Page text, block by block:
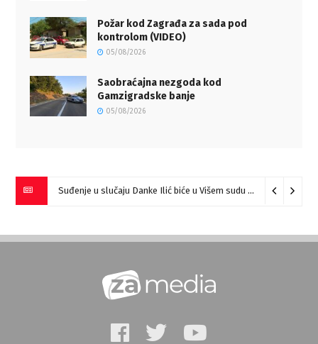
Požar kod Zagrađa za sada pod
kontrolom (VIDEO)
05/08/2026
Saobraćajna nezgoda kod
Gamzigradske banje
05/08/2026
Suđenje u slučaju Danke Ilić biće u Višem sudu u Negotinu?